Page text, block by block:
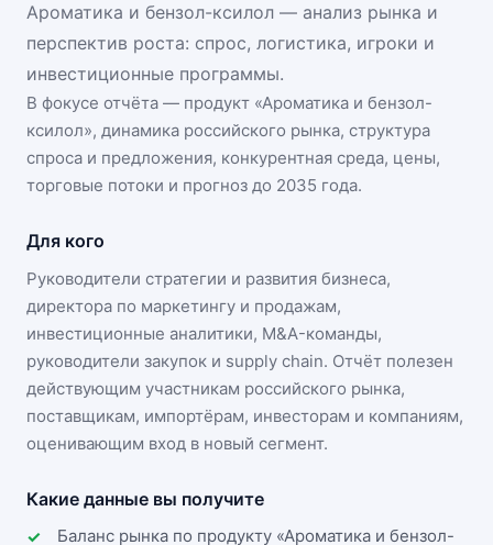
Ароматика и бензол-ксилол — анализ рынка и
перспектив роста: спрос, логистика, игроки и
инвестиционные программы.
В фокусе отчёта — продукт «Ароматика и бензол-
ксилол», динамика российского рынка, структура
спроса и предложения, конкурентная среда, цены,
торговые потоки и прогноз до 2035 года.
Для кого
Руководители стратегии и развития бизнеса,
директора по маркетингу и продажам,
инвестиционные аналитики, M&A-команды,
руководители закупок и supply chain. Отчёт полезен
действующим участникам российского рынка,
поставщикам, импортёрам, инвесторам и компаниям,
оценивающим вход в новый сегмент.
Какие данные вы получите
Баланс рынка по продукту «Ароматика и бензол-